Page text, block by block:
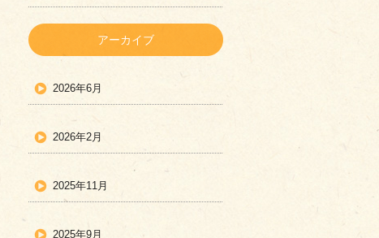
アーカイブ
2026年6月
2026年2月
2025年11月
2025年9月